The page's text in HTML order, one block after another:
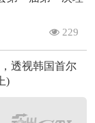
229
透视韩国首尔
)